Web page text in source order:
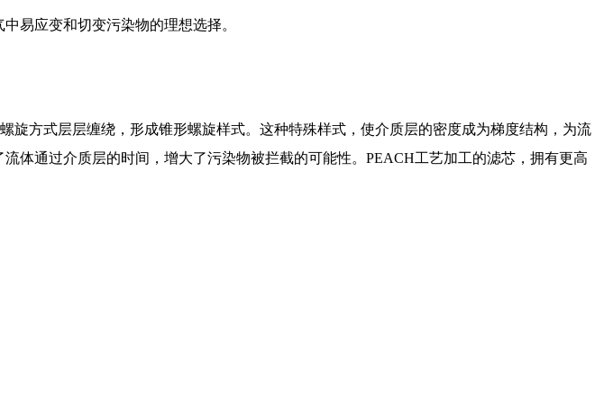
易应变和切变污染物的理想选择。
旋方式层层缠绕，形成锥形螺旋样式。这种特殊样式，使介质层的密度成为梯度结构，为流
体通过介质层的时间，增大了污染物被拦截的可能性。PEACH工艺加工的滤芯，拥有更高